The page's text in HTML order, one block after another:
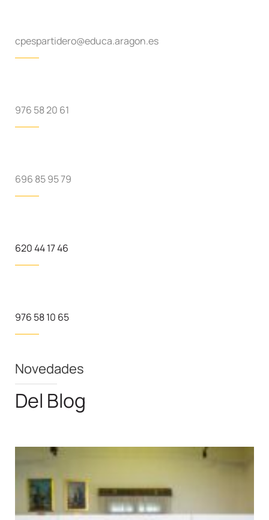
cpespartidero@educa.aragon.es
976 58 20 61
696 85 95 79
620 44 17 46
976 58 10 65
Novedades
Del Blog